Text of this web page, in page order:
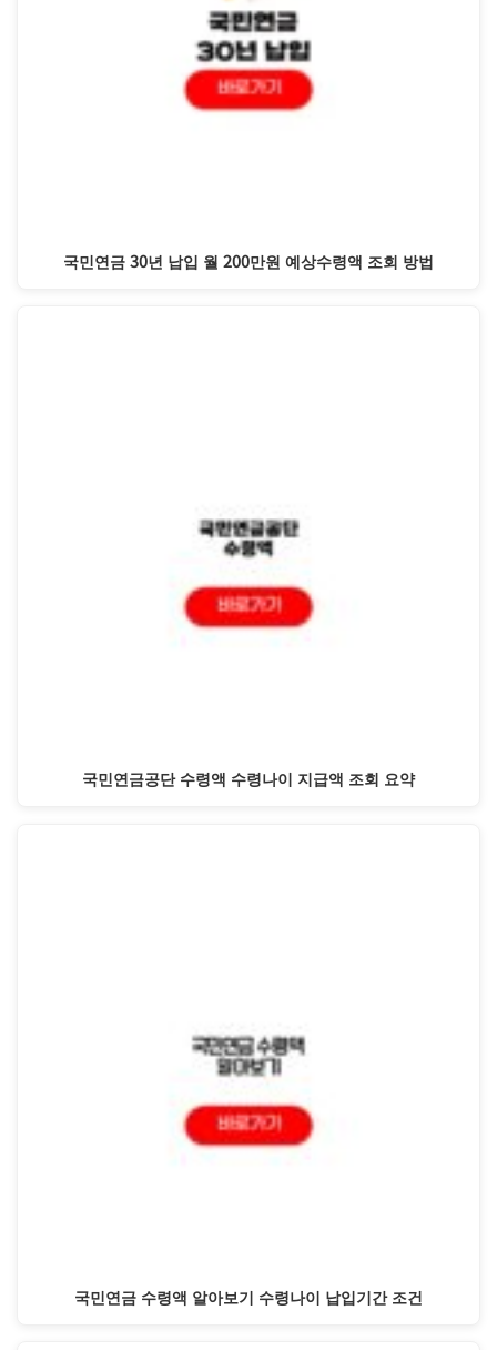
국민연금 30년 납입 월 200만원 예상수령액 조회 방법
국민연금공단 수령액 수령나이 지급액 조회 요약
국민연금 수령액 알아보기 수령나이 납입기간 조건